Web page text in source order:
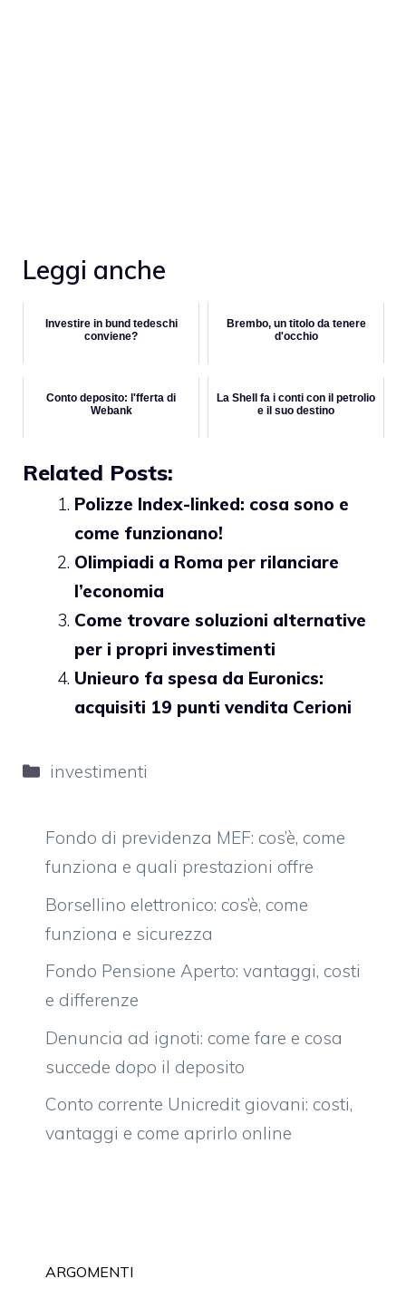
Leggi anche
Investire in bund tedeschi
conviene?
Brembo, un titolo da tenere
d'occhio
Conto deposito: l'fferta di
Webank
La Shell fa i conti con il petrolio
e il suo destino
Related Posts:
Polizze Index-linked: cosa sono e
come funzionano!
Olimpiadi a Roma per rilanciare
l’economia
Come trovare soluzioni alternative
per i propri investimenti
Unieuro fa spesa da Euronics:
acquisiti 19 punti vendita Cerioni
Categorie
investimenti
Fondo di previdenza MEF: cos’è, come
funziona e quali prestazioni offre
Borsellino elettronico: cos’è, come
funziona e sicurezza
Fondo Pensione Aperto: vantaggi, costi
e differenze
Denuncia ad ignoti: come fare e cosa
succede dopo il deposito
Conto corrente Unicredit giovani: costi,
vantaggi e come aprirlo online
ARGOMENTI